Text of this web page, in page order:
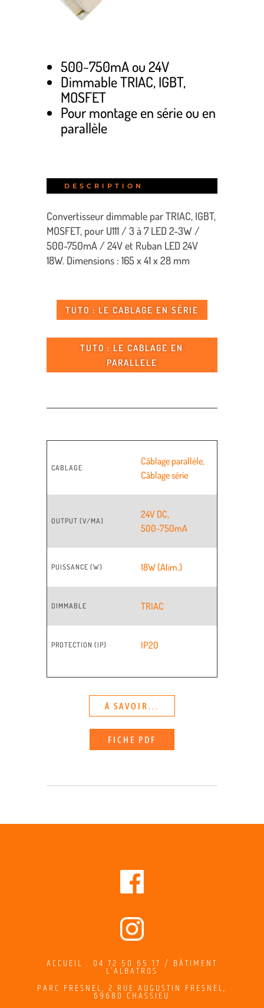
500~750mA ou 24V
Dimmable TRIAC, IGBT,
MOSFET
Pour montage en série ou en
parallèle
DESCRIPTION
Convertisseur dimmable par TRIAC, IGBT,
MOSFET, pour U111 / 3 à 7 LED 2-3W /
500-750mA / 24V et Ruban LED 24V
18W. Dimensions : 165 x 41 x 28 mm
TUTO : LE CABLAGE EN SÉRIE
TUTO : LE CABLAGE EN
PARALLELE
CABLAGE
Câblage parallèle,
Câblage série
OUTPUT (V/MA)
24V DC,
500~750mA
PUISSANCE (W) 18W (Alim.)
DIMMABLE TRIAC
PROTECTION (IP) IP20
À SAVOIR...
FICHE PDF
ACCUEIL : 04 72 50 65 17 / BÂTIMENT
L’ALBATROS
PARC FRESNEL, 2 RUE AUGUSTIN FRESNEL,
69680 CHASSIEU